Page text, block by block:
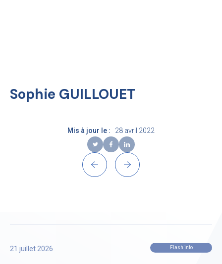
Sophie GUILLOUET
Mis à jour le : 28 avril 2022
21 juillet 2026 Flash info